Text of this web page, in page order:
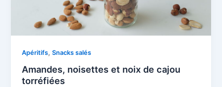
Apéritifs,Snacks salés
Amandes, noisettes et noix de cajou
torréfiées